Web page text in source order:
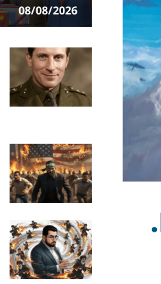
08/08/2026